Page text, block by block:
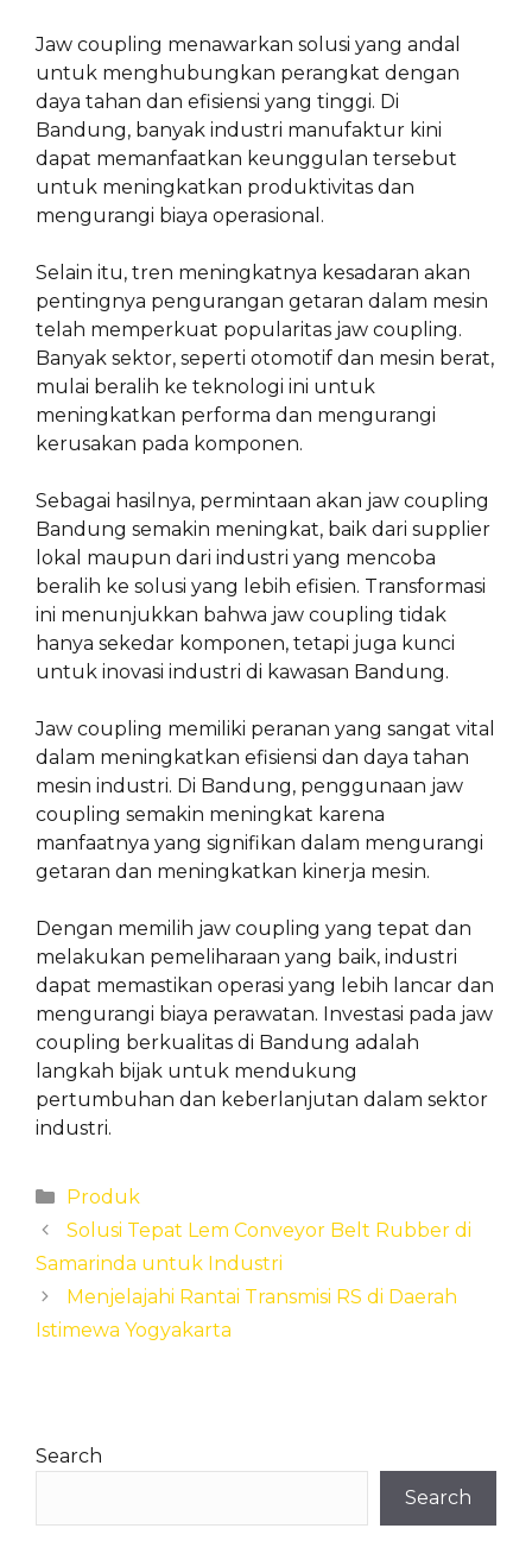
Jaw coupling menawarkan solusi yang andal
untuk menghubungkan perangkat dengan
daya tahan dan efisiensi yang tinggi. Di
Bandung, banyak industri manufaktur kini
dapat memanfaatkan keunggulan tersebut
untuk meningkatkan produktivitas dan
mengurangi biaya operasional.
Selain itu, tren meningkatnya kesadaran akan
pentingnya pengurangan getaran dalam mesin
telah memperkuat popularitas jaw coupling.
Banyak sektor, seperti otomotif dan mesin berat,
mulai beralih ke teknologi ini untuk
meningkatkan performa dan mengurangi
kerusakan pada komponen.
Sebagai hasilnya, permintaan akan jaw coupling
Bandung semakin meningkat, baik dari supplier
lokal maupun dari industri yang mencoba
beralih ke solusi yang lebih efisien. Transformasi
ini menunjukkan bahwa jaw coupling tidak
hanya sekedar komponen, tetapi juga kunci
untuk inovasi industri di kawasan Bandung.
Jaw coupling memiliki peranan yang sangat vital
dalam meningkatkan efisiensi dan daya tahan
mesin industri. Di Bandung, penggunaan jaw
coupling semakin meningkat karena
manfaatnya yang signifikan dalam mengurangi
getaran dan meningkatkan kinerja mesin.
Dengan memilih jaw coupling yang tepat dan
melakukan pemeliharaan yang baik, industri
dapat memastikan operasi yang lebih lancar dan
mengurangi biaya perawatan. Investasi pada jaw
coupling berkualitas di Bandung adalah
langkah bijak untuk mendukung
pertumbuhan dan keberlanjutan dalam sektor
industri.
Categories
Produk
Solusi Tepat Lem Conveyor Belt Rubber di
Samarinda untuk Industri
Menjelajahi Rantai Transmisi RS di Daerah
Istimewa Yogyakarta
Search
Search